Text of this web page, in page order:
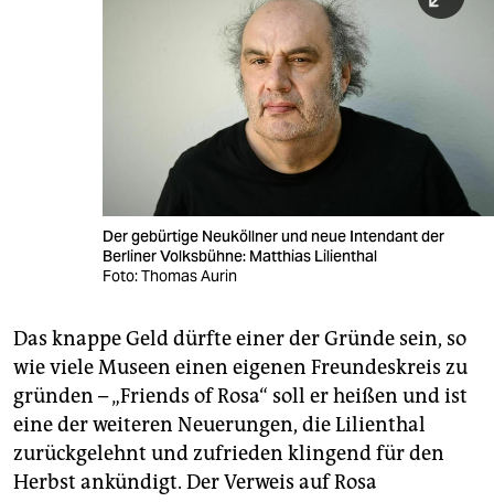
Der gebürtige Neuköllner und neue Intendant der
Berliner Volksbühne: Matthias Lilienthal
Foto: Thomas Aurin
Das knappe Geld dürfte einer der Gründe sein, so
wie viele Museen einen eigenen Freundeskreis zu
gründen – „Friends of Rosa“ soll er heißen und ist
eine der weiteren Neuerungen, die Lilienthal
zurückgelehnt und zufrieden klingend für den
Herbst ankündigt. Der Verweis auf Rosa